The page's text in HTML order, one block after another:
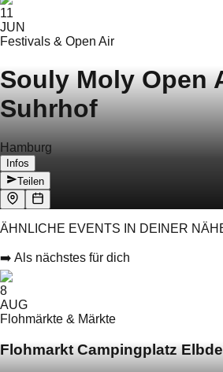
11
JUN
Festivals & Open Air
Souly Moly Open
Suhrhof
Hamburg
Infos
Teilen
ÄHNLICHE EVENTS IN DEINER
➡️ Als nächstes für dich
8
AUG
Flohmärkte & Märkte
Flohmarkt Campingplatz